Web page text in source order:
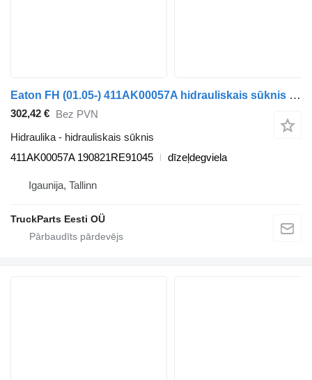
Eaton FH (01.05-) 411AK00057A hidrauliskais sūknis paredzēts Volvo FH12, FH16, NH12, FH, VNL780 (1993-2014) vilcēja
302,42 € Bez PVN
Hidraulika - hidrauliskais sūknis
411AK00057A 190821RE91045
dīzeļdegviela
Igaunija, Tallinn
TruckParts Eesti OÜ